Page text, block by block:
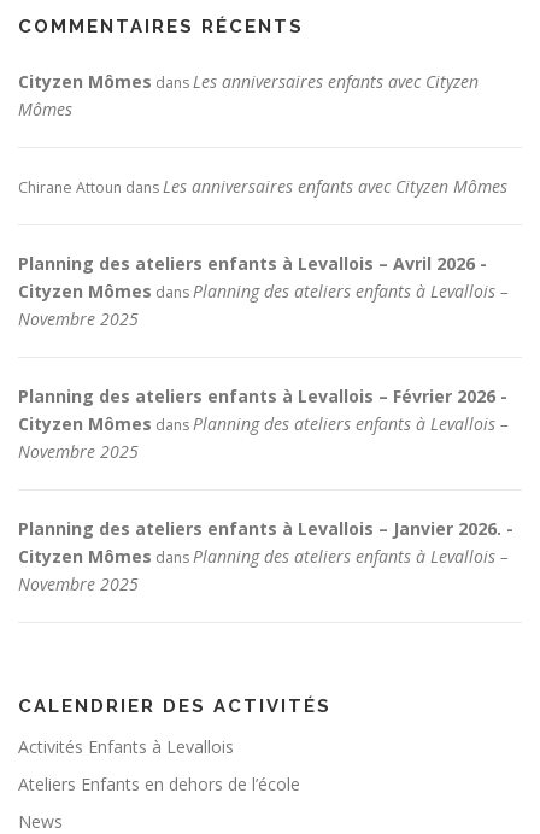
COMMENTAIRES RÉCENTS
Cityzen Mômes dansLes anniversaires enfants avec Cityzen
Mômes
Chirane Attoun dansLes anniversaires enfants avec Cityzen Mômes
Planning des ateliers enfants à Levallois – Avril 2026 -
Cityzen Mômes dansPlanning des ateliers enfants à Levallois –
Novembre 2025
Planning des ateliers enfants à Levallois – Février 2026 -
Cityzen Mômes dansPlanning des ateliers enfants à Levallois –
Novembre 2025
Planning des ateliers enfants à Levallois – Janvier 2026. -
Cityzen Mômes dansPlanning des ateliers enfants à Levallois –
Novembre 2025
CALENDRIER DES ACTIVITÉS
Activités Enfants à Levallois
Ateliers Enfants en dehors de l’école
News